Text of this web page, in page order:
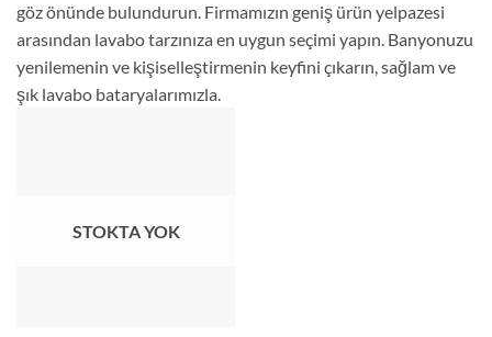
göz önünde bulundurun. Firmamızın geniş ürün yelpazesi
arasından lavabo tarzınıza en uygun seçimi yapın. Banyonuzu
yenilemenin ve kişiselleştirmenin keyfini çıkarın, sağlam ve
şık lavabo bataryalarımızla.
STOKTA YOK